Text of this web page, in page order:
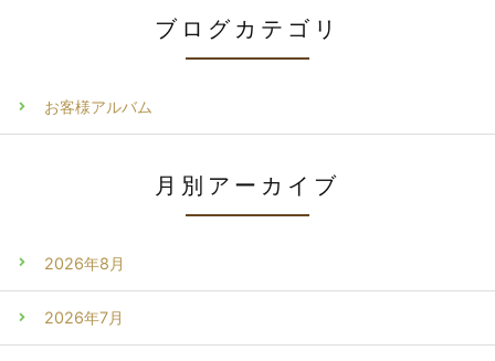
ブログカテゴリ
お客様アルバム
月別アーカイブ
2026年8月
2026年7月